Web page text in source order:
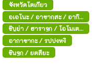
จังหวัดโตเกียว
อุเอโนะ / อาซากุสะ / อากิ
ฮาบาระ
ชิบูย่า / ฮาราจูกุ / โอโมเตะ
ซันโด
อากาซากะ / รปปงหงิ
ชินจูกุ / ยตสึยะ